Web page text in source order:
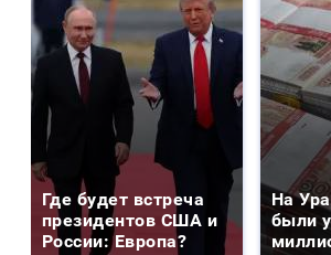
Где будет встреча
президентов США и
России: Европа?
На
были